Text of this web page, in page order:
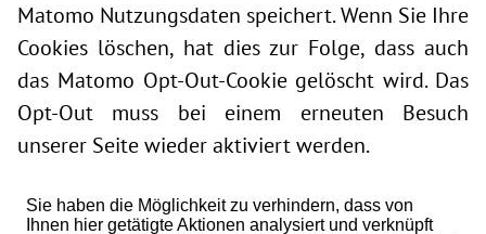
Matomo Nutzungsdaten speichert. Wenn Sie Ihre
Cookies löschen, hat dies zur Folge, dass auch
das Matomo Opt-Out-Cookie gelöscht wird. Das
Opt-Out muss bei einem erneuten Besuch
unserer Seite wieder aktiviert werden.